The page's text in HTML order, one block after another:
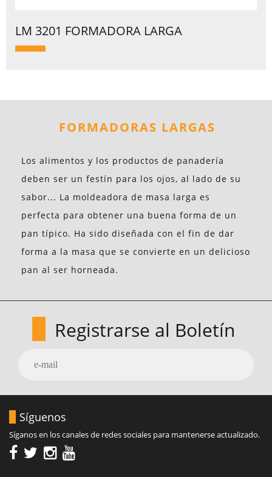
LM 3201 FORMADORA LARGA
FORMADORAS LARGAS
Los alimentos y los productos de panadería
deben ser un festín para los ojos, al lado de su
sabor... La moldeadora de masa larga es
perfecta para obtener una buena forma de un
pan típico. Ha sido diseñada con el fin de dar
forma a la masa que se convierte en un delicioso
pan al ser horneada.
Registrarse al Boletín
Síguenos
Síganos en los canales de redes sociales para mantenerse actualizado.